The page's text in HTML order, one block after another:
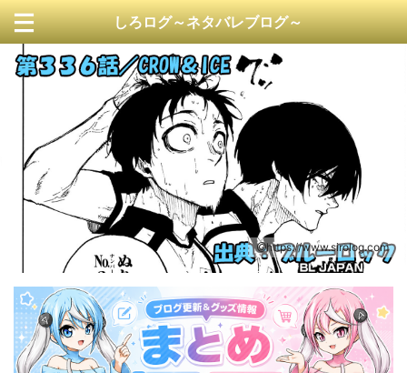
しろログ～ネタバレブログ～
https://www.sirolog.com